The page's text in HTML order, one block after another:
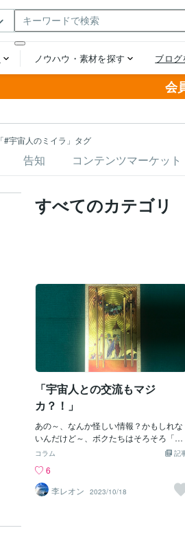
会
「#宇宙人のミイラ」タグ
告知 コンテンツマーケット
すべてのカテゴリ
「宇宙人との交流もマジ
カ？！」
あの～、なんか怪しい情報？かもしれな
いんだけど～、ボクたちはそろそろ「宇
宙人」と交流できるそ～じゃ！？え？ホ
さんじゃけど、彼女は「レイキ指導者」
でもあり「女医」や「実業家」もやって
いるマルチ女性じゃ。しかも政界や実業
記
コラム
6
李レオン
2023/10/18